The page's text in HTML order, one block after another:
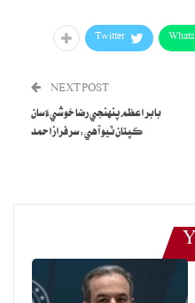
Twitter
NEXT POST
بابر اعظم پنهنجي رضا خوشيءَ سان
ڪپتان ٿيو آهي: سرفراز احمد